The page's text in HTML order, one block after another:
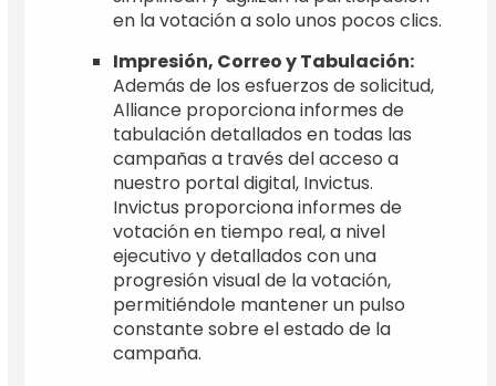
en la votación a solo unos pocos clics.
Impresión, Correo y Tabulación:
Además de los esfuerzos de solicitud,
Alliance proporciona informes de
tabulación detallados en todas las
campañas a través del acceso a
nuestro portal digital, Invictus.
Invictus proporciona informes de
votación en tiempo real, a nivel
ejecutivo y detallados con una
progresión visual de la votación,
permitiéndole mantener un pulso
constante sobre el estado de la
campaña.